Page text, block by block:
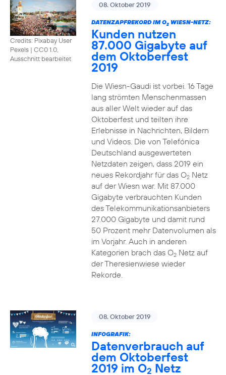
Credits: Pixabay User
Pexels | CC0 1.0,
Ausschnitt bearbeitet
08. Oktober 2019
DATENZAPFREKORD IM O2WIESN-NETZ:
Kunden nutzen
87.000 Gigabyte auf
dem Oktoberfest
2019
Die Wiesn-Gaudi ist vorbei. 16 Tage
lang strömten Menschenmassen
aus aller Welt wieder auf das
Oktoberfest und teilten ihre
Erlebnisse in Nachrichten, Bildern
und Videos. Die von Telefónica
Deutschland ausgewerteten
Netzdaten zeigen, dass 2019 ein
neues Rekordjahr für das O2Netz
auf der Wiesn war. Mit 87.000
Gigabyte verbrauchten Kunden
des Telekommunikationsanbieters
27.000 Gigabyte und damit rund
50 Prozent mehr Datenvolumen als
im Vorjahr. Auch in anderen
Kategorien brach das O2Netz auf
der Theresienwiese wieder
Rekorde.
08. Oktober 2019
INFOGRAFIK:
Datenverbrauch auf
dem Oktoberfest
2019 im O2 Netz